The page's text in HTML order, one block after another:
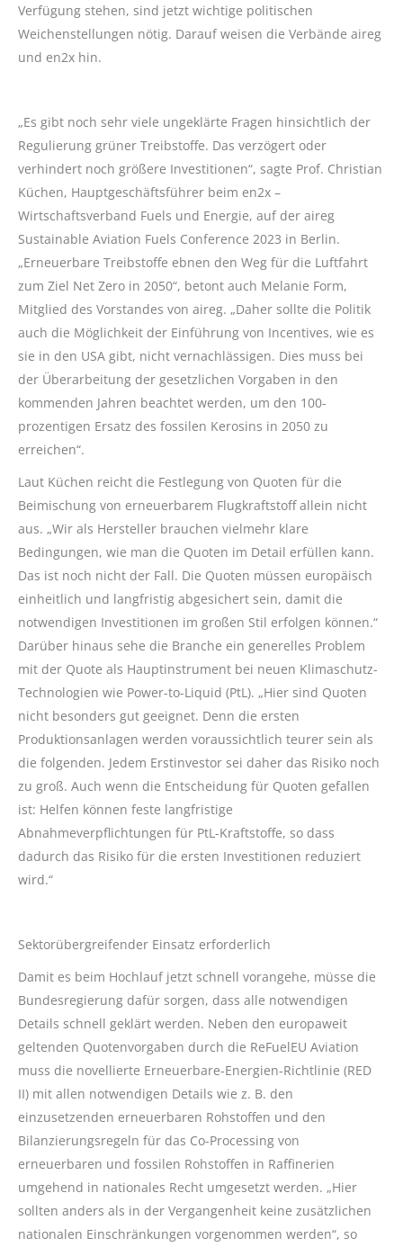
Verfügung stehen, sind jetzt wichtige politischen
Weichenstellungen nötig. Darauf weisen die Verbände aireg
und en2x hin.
„Es gibt noch sehr viele ungeklärte Fragen hinsichtlich der
Regulierung grüner Treibstoffe. Das verzögert oder
verhindert noch größere Investitionen“, sagte Prof. Christian
Küchen, Hauptgeschäftsführer beim en2x –
Wirtschaftsverband Fuels und Energie, auf der aireg
Sustainable Aviation Fuels Conference 2023 in Berlin.
„Erneuerbare Treibstoffe ebnen den Weg für die Luftfahrt
zum Ziel Net Zero in 2050“, betont auch Melanie Form,
Mitglied des Vorstandes von aireg. „Daher sollte die Politik
auch die Möglichkeit der Einführung von Incentives, wie es
sie in den USA gibt, nicht vernachlässigen. Dies muss bei
der Überarbeitung der gesetzlichen Vorgaben in den
kommenden Jahren beachtet werden, um den 100-
prozentigen Ersatz des fossilen Kerosins in 2050 zu
erreichen“.
Laut Küchen reicht die Festlegung von Quoten für die
Beimischung von erneuerbarem Flugkraftstoff allein nicht
aus. „Wir als Hersteller brauchen vielmehr klare
Bedingungen, wie man die Quoten im Detail erfüllen kann.
Das ist noch nicht der Fall. Die Quoten müssen europäisch
einheitlich und langfristig abgesichert sein, damit die
notwendigen Investitionen im großen Stil erfolgen können.“
Darüber hinaus sehe die Branche ein generelles Problem
mit der Quote als Hauptinstrument bei neuen Klimaschutz-
Technologien wie Power-to-Liquid (PtL). „Hier sind Quoten
nicht besonders gut geeignet. Denn die ersten
Produktionsanlagen werden voraussichtlich teurer sein als
die folgenden. Jedem Erstinvestor sei daher das Risiko noch
zu groß. Auch wenn die Entscheidung für Quoten gefallen
ist: Helfen können feste langfristige
Abnahmeverpflichtungen für PtL-Kraftstoffe, so dass
dadurch das Risiko für die ersten Investitionen reduziert
wird.“
Sektorübergreifender Einsatz erforderlich
Damit es beim Hochlauf jetzt schnell vorangehe, müsse die
Bundesregierung dafür sorgen, dass alle notwendigen
Details schnell geklärt werden. Neben den europaweit
geltenden Quotenvorgaben durch die ReFuelEU Aviation
muss die novellierte Erneuerbare-Energien-Richtlinie (RED
II) mit allen notwendigen Details wie z. B. den
einzusetzenden erneuerbaren Rohstoffen und den
Bilanzierungsregeln für das Co-Processing von
erneuerbaren und fossilen Rohstoffen in Raffinerien
umgehend in nationales Recht umgesetzt werden. „Hier
sollten anders als in der Vergangenheit keine zusätzlichen
nationalen Einschränkungen vorgenommen werden“, so